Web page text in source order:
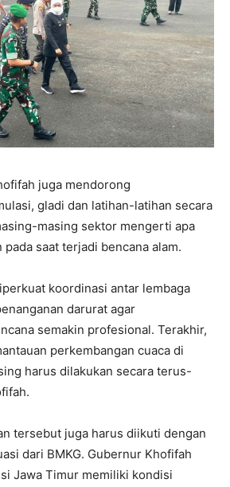
juga mendorong
gladi dan latihan-latihan secara
masing sektor mengerti apa
pada saat terjadi bencana alam.
koordinasi antar lembaga
darurat agar
semakin profesional. Terakhir,
perkembangan cuaca di
harus dilakukan secara terus-
tersebut juga harus diikuti dengan
dari BMKG. Gubernur Khofifah
Jawa Timur memiliki kondisi